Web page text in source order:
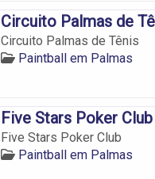
Circuito Palmas de
Circuito Palmas de Tênis
Paintball em Palmas
Five Stars Poker Club
Five Stars Poker Club
Paintball em Palmas